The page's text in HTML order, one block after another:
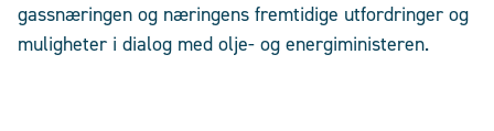
gassnæringen og næringens fremtidige utfordringer og
muligheter i dialog med olje- og energiministeren.